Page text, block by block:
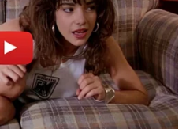
snímku
porážková
kastrovaný